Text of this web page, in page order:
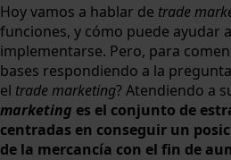
Hoy vamos a hablar de trade
funciones, y cómo puede ayudar
implementarse. Pero, para
bases respondiendo a la
el trade marketing? Atendiendo a
marketing es el conjunto de
centradas en conseguir un
de la mercancía con el fin de